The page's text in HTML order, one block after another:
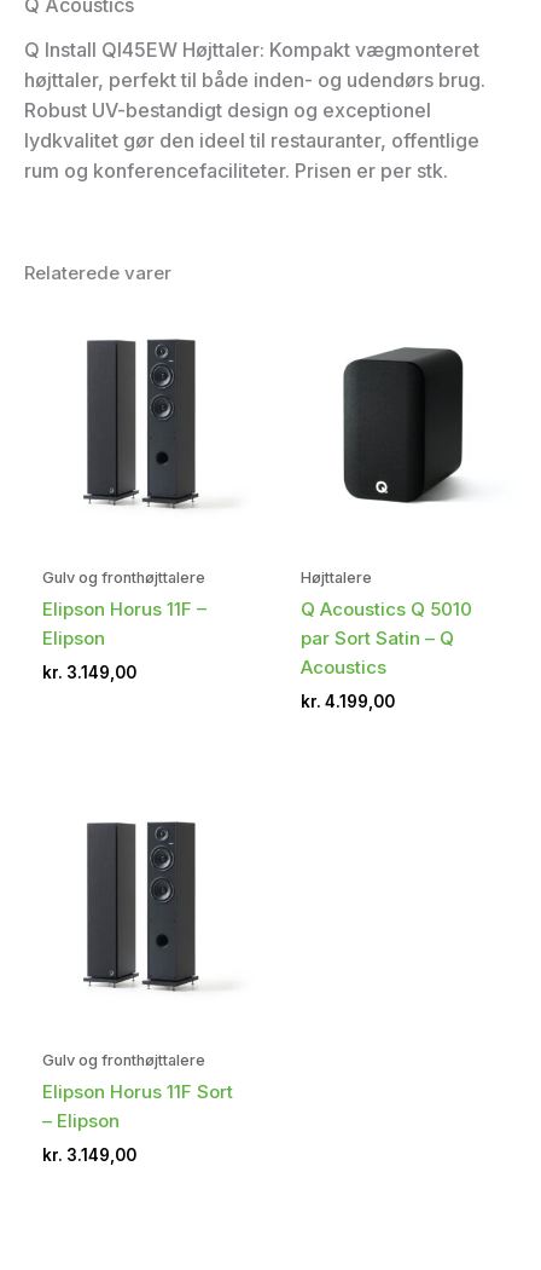
Q Acoustics
Q Install QI45EW Højttaler: Kompakt vægmonteret
højttaler, perfekt til både inden- og udendørs brug.
Robust UV-bestandigt design og exceptionel
lydkvalitet gør den ideel til restauranter, offentlige
rum og konferencefaciliteter. Prisen er per stk.
Relaterede varer
Gulv og fronthøjttalere
Elipson Horus 11F –
Elipson
kr. 3.149,00
Højttalere
Q Acoustics Q 5010
par Sort Satin – Q
Acoustics
kr. 4.199,00
Gulv og fronthøjttalere
Elipson Horus 11F Sort
– Elipson
kr. 3.149,00